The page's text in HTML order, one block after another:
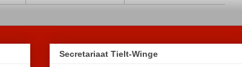
Secretariaat Tielt-Winge